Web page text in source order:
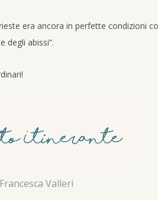
era ancora in perfette condizioni
degli abissi”.
Francesca Valleri